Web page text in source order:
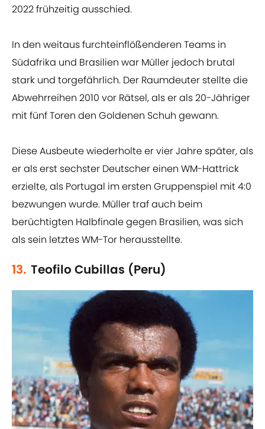
2022 frühzeitig ausschied.
In den weitaus furchteinflößenderen Teams in
Südafrika und Brasilien war Müller jedoch brutal
stark und torgefährlich. Der Raumdeuter stellte die
Abwehrreihen 2010 vor Rätsel, als er als 20-Jähriger
mit fünf Toren den Goldenen Schuh gewann.
Diese Ausbeute wiederholte er vier Jahre später, als
er als erst sechster Deutscher einen WM-Hattrick
erzielte, als Portugal im ersten Gruppenspiel mit 4:0
bezwungen wurde. Müller traf auch beim
berüchtigten Halbfinale gegen Brasilien, was sich
als sein letztes WM-Tor herausstellte.
13. Teofilo Cubillas (Peru)